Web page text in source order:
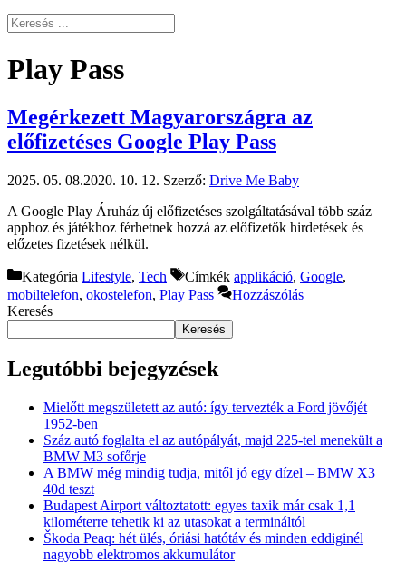
Play Pass
Megérkezett Magyarországra az
előfizetéses Google Play Pass
2025. 05. 08.2020. 10. 12. Szerző: Drive Me Baby
A Google Play Áruház új előfizetéses szolgáltatásával több száz
apphoz és játékhoz férhetnek hozzá az előfizetők hirdetések és
előzetes fizetések nélkül.
Kategória Lifestyle, Tech Címkék applikáció, Google,
mobiltelefon, okostelefon, Play Pass
Hozzászólás
Keresés
Keresés
Legutóbbi bejegyzések
Mielőtt megszületett az autó: így tervezték a Ford jövőjét
1952-ben
Száz autó foglalta el az autópályát, majd 225-tel menekült a
BMW M3 sofőrje
A BMW még mindig tudja, mitől jó egy dízel – BMW X3
40d teszt
Budapest Airport változtatott: egyes taxik már csak 1,1
kilométerre tehetik ki az utasokat a termináltól
Škoda Peaq: hét ülés, óriási hatótáv és minden eddiginél
nagyobb elektromos akkumulátor